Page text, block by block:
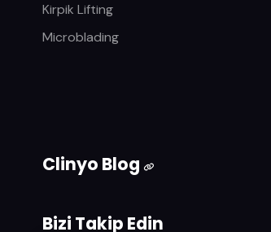
Kirpik Lifting
Microblading
Clinyo Blog
Bizi Takip Edin